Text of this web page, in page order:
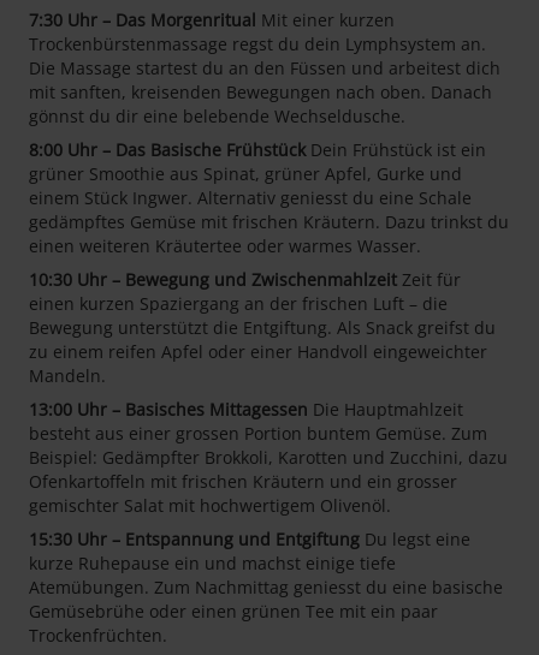
7:30 Uhr – Das Morgenritual Mit einer kurzen
Trockenbürstenmassage regst du dein Lymphsystem an.
Die Massage startest du an den Füssen und arbeitest dich
mit sanften, kreisenden Bewegungen nach oben. Danach
gönnst du dir eine belebende Wechseldusche.
8:00 Uhr – Das Basische FrühstückDein Frühstück ist ein
grüner Smoothie aus Spinat, grüner Apfel, Gurke und
einem Stück Ingwer. Alternativ geniesst du eine Schale
gedämpftes Gemüse mit frischen Kräutern. Dazu trinkst du
einen weiteren Kräutertee oder warmes Wasser.
10:30 Uhr – Bewegung und Zwischenmahlzeit Zeit für
einen kurzen Spaziergang an der frischen Luft – die
Bewegung unterstützt die Entgiftung. Als Snack greifst du
zu einem reifen Apfel oder einer Handvoll eingeweichter
Mandeln.
13:00 Uhr – Basisches Mittagessen Die Hauptmahlzeit
besteht aus einer grossen Portion buntem Gemüse. Zum
Beispiel: Gedämpfter Brokkoli, Karotten und Zucchini, dazu
Ofenkartoffeln mit frischen Kräutern und ein grosser
gemischter Salat mit hochwertigem Olivenöl.
15:30 Uhr – Entspannung und Entgiftung Du legst eine
kurze Ruhepause ein und machst einige tiefe
Atemübungen. Zum Nachmittag geniesst du eine basische
Gemüsebrühe oder einen grünen Tee mit ein paar
Trockenfrüchten.